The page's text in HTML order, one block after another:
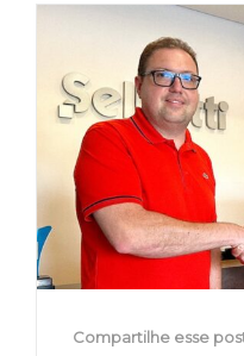
Compartilhe esse